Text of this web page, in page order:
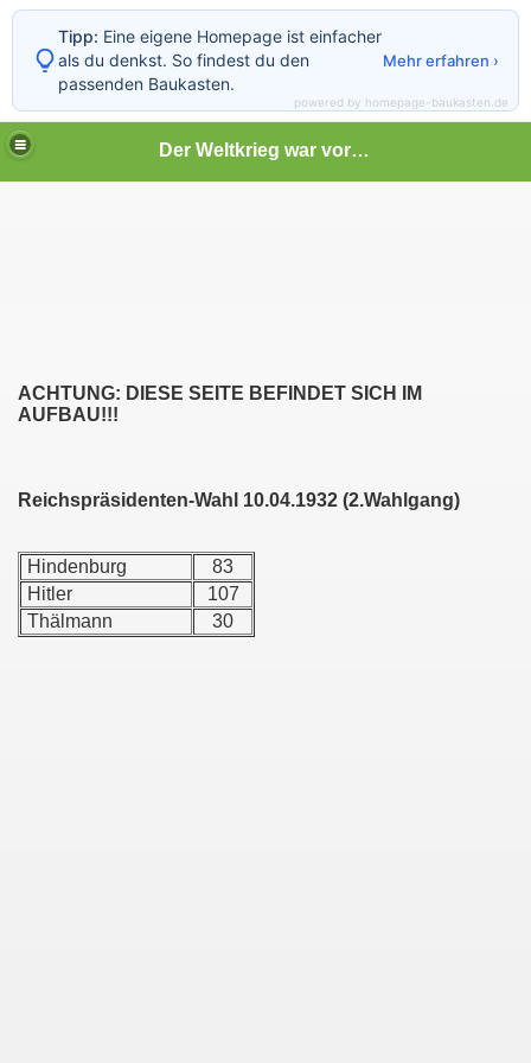
Der Weltkrieg war vor deiner Tür
ACHTUNG: DIESE SEITE BEFINDET SICH IM
AUFBAU!!!
Reichspräsidenten-Wahl 10.04.1932 (2.Wahlgang)
Hindenburg
83
Hitler
107
Thälmann
30
Tipp: Eine eigene Homepage ist einfacher
als du denkst. So findest du den
passenden Baukasten.
Mehr erfahren ›
powered by homepage-baukasten.de